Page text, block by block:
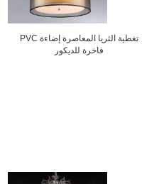
PVC تغطية الثريا المعاصرة إضاءة
فاخرة للديكور